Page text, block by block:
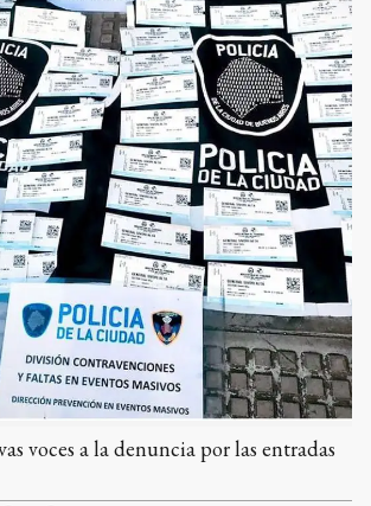
voces a la denuncia por las entradas